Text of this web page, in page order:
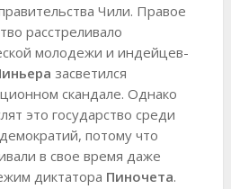
Чили. Правое
расстреливало
молодежи и индейцев-
засветился
скандале. Однако
это государство среди
потому что
в свое время даже
диктатора Пиночета.